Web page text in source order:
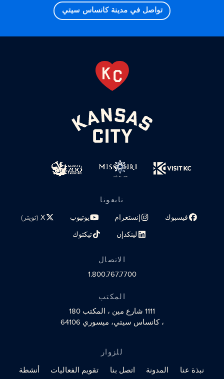
تواصل في مدينة كانساس سيتي
تابعونا
فيسبوك
رابط الملف الشخصي على مواقع التواصل الاجتماعي
إنستغرام
رابط الملف الشخصي على مواقع التواصل الاجتماعي
يوتيوب
رابط الملف الشخصي على مواقع
X (تويتر)
رابط الملف
لينكدإن
رابط الملف الشخصي على مواقع التواصل الاجتماعي
تيكتوك
رابط الملف الشخصي على مواقع
الاتصال
1.800.767.7700
المكتب
1111 شارع مين
، المكتب 180
، كانساس سيتي، ميسوري 64106
للزوار
نبذة عنا
المدونة اتصل بنا تقويم الفعاليات أنشطة